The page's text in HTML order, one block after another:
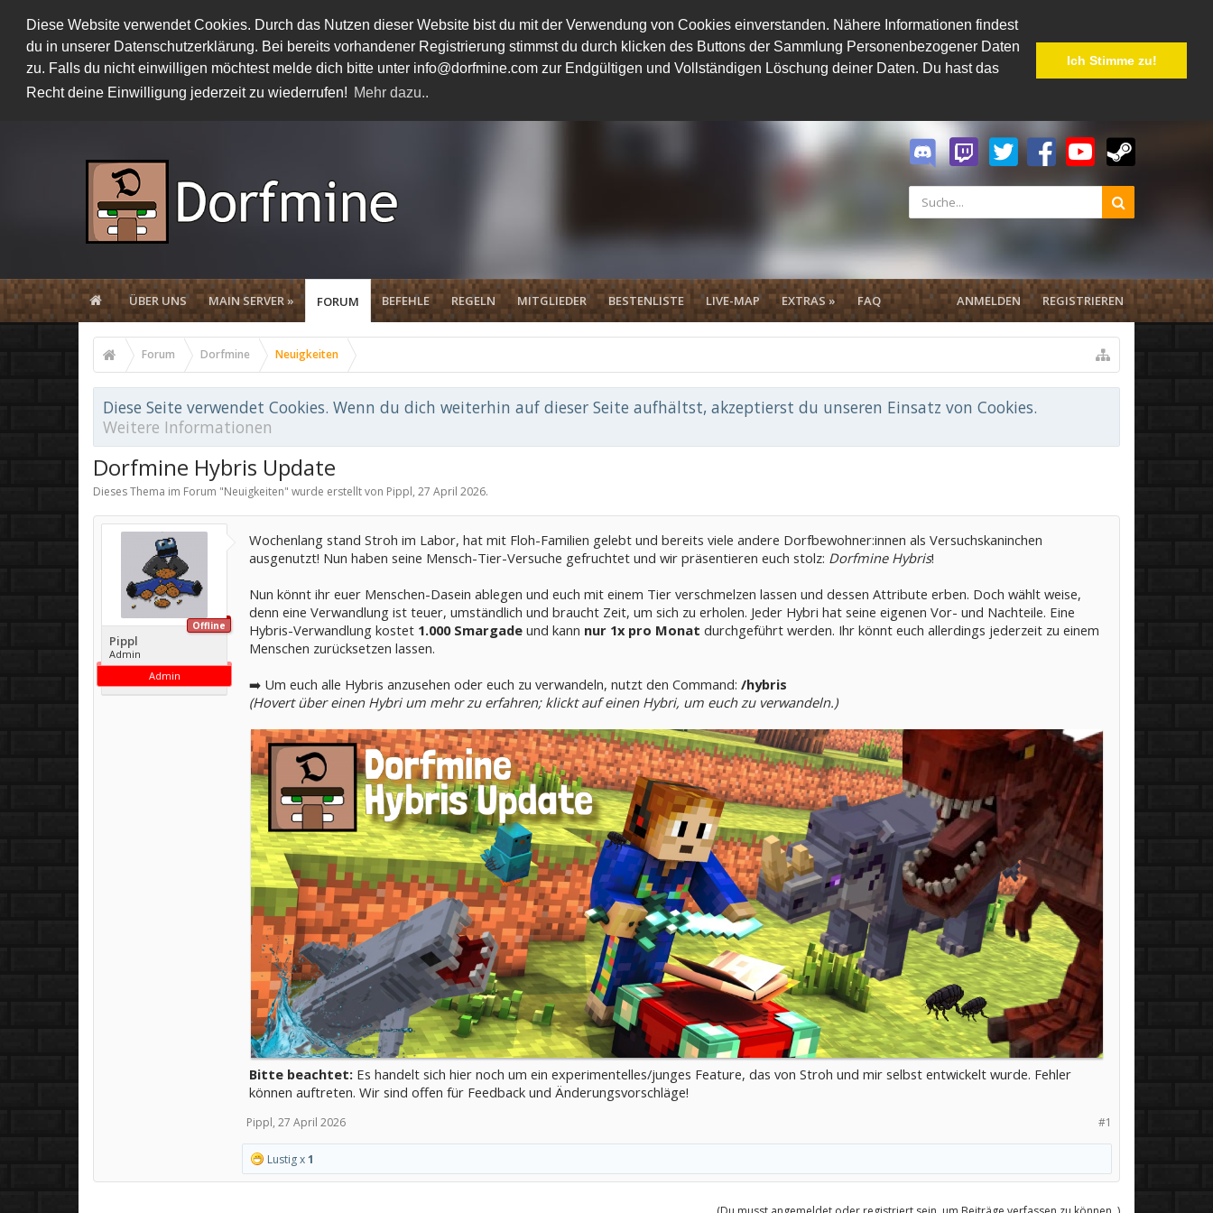
Diese Website verwendet Cookies. Durch das Nutzen dieser Website bist du mit der Verwendung von Cookies einverstanden. Nähere Informationen findest
du in unserer Datenschutzerklärung. Bei bereits vorhandener Registrierung stimmst du durch klicken des Buttons der Sammlung Personenbezogener Daten
zu. Falls du nicht einwilligen möchtest melde dich bitte unter info@dorfmine.com zur Endgültigen und Vollständigen Löschung deiner Daten. Du hast das
Recht deine Einwilligung jederzeit zu wiederrufen! Mehr dazu..
Ich Stimme zu!
ÜBER UNS MAIN SERVER » FORUM BEFEHLE REGELN MITGLIEDER BESTENLISTE LIVE-MAP EXTRAS » FAQ ANMELDEN REGISTRIEREN
Forum Dorfmine Neuigkeiten
Diese Seite verwendet Cookies. Wenn du dich weiterhin auf dieser Seite aufhältst, akzeptierst du unseren Einsatz von Cookies.
Weitere Informationen
Dorfmine Hybris Update
Dieses Thema im Forum "Neuigkeiten" wurde erstellt von Pippl, 27 April 2026.
Offline
Pippl
Admin
Admin
Wochenlang stand Stroh im Labor, hat mit Floh-Familien gelebt und bereits viele andere Dorfbewohner:innen als Versuchskaninchen
ausgenutzt! Nun haben seine Mensch-Tier-Versuche gefruchtet und wir präsentieren euch stolz: Dorfmine Hybris!
Nun könnt ihr euer Menschen-Dasein ablegen und euch mit einem Tier verschmelzen lassen und dessen Attribute erben. Doch wählt weise,
denn eine Verwandlung ist teuer, umständlich und braucht Zeit, um sich zu erholen. Jeder Hybri hat seine eigenen Vor- und Nachteile. Eine
Hybris-Verwandlung kostet 1.000 Smargade und kann nur 1x pro Monat durchgeführt werden. Ihr könnt euch allerdings jederzeit zu einem
Menschen zurücksetzen lassen.
➡️ Um euch alle Hybris anzusehen oder euch zu verwandeln, nutzt den Command: /hybris
(Hovert über einen Hybri um mehr zu erfahren; klickt auf einen Hybri, um euch zu verwandeln.)
Bitte beachtet: Es handelt sich hier noch um ein experimentelles/junges Feature, das von Stroh und mir selbst entwickelt wurde. Fehler
können auftreten. Wir sind offen für Feedback und Änderungsvorschläge!
#1
Pippl, 27 April 2026
Lustig x1